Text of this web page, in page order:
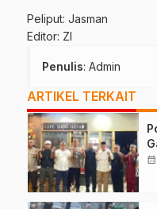
Peliput: Jasman
Editor: ZI
Penulis: Admin
ARTIKEL TERKAIT
calendar_month